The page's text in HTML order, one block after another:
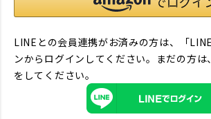
LINEとの会員連携がお済みの方は、「
ンからログインしてください。まだの方は、
をしてください。